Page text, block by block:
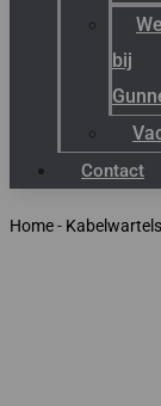
bij
Contact
Home- Kabelwartels